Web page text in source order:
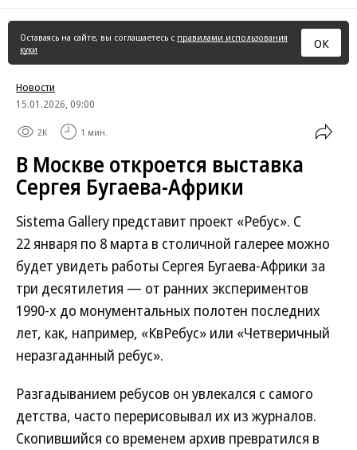
страница
Оставаясь на сайте, вы соглашаетесь с правилами использования
куки
ОК
Новости
15.01.2026, 09:00
2K 1 мин.
В Москве откроется выставка
Сергея Бугаева-Африки
Sistema Gallery представит проект «Ребус». С
22 января по 8 марта в столичной галерее можно
будет увидеть работы Сергея Бугаева-Африки за
три десятилетия — от ранних экспериментов
1990-х до монументальных полотен последних
лет, как, например, «КвРебус» или «Четверичный
неразгаданный ребус».
Разгадыванием ребусов он увлекался с самого
детства, часто перерисовывал их из журналов.
Скопившийся со временем архив превратился в